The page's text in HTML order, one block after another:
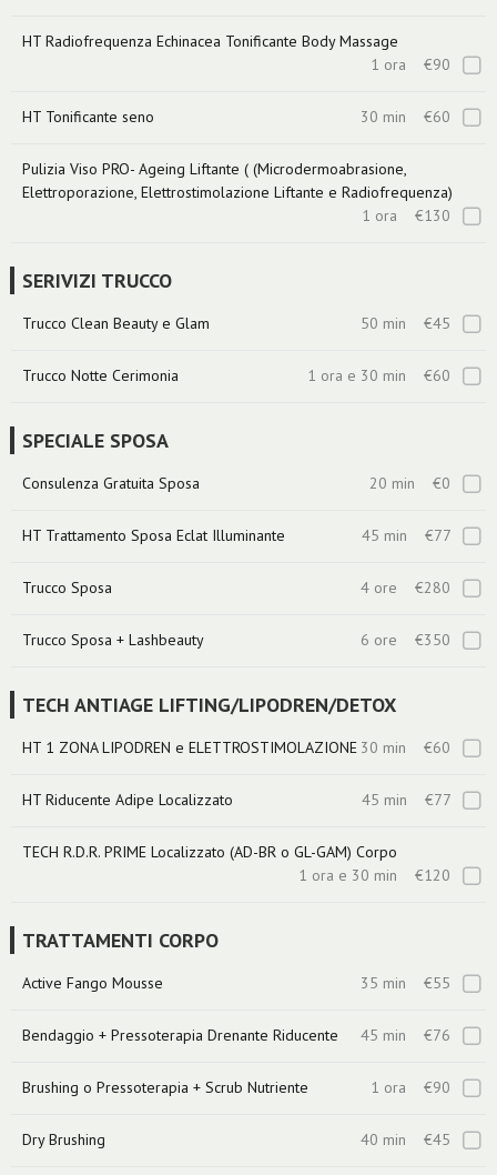
HT Radiofrequenza Echinacea Tonificante Body Massage
1 ora €90
HT Tonificante seno 30 min €60
Pulizia Viso PRO- Ageing Liftante ( (Microdermoabrasione,
Elettroporazione, Elettrostimolazione Liftante e Radiofrequenza)
1 ora €130
SERIVIZI TRUCCO
Trucco Clean Beauty e Glam 50 min €45
Trucco Notte Cerimonia 1 ora e 30 min €60
SPECIALE SPOSA
Consulenza Gratuita Sposa 20 min €0
HT Trattamento Sposa Eclat Illuminante 45 min €77
Trucco Sposa 4 ore €280
Trucco Sposa + Lashbeauty 6 ore €350
TECH ANTIAGE LIFTING/LIPODREN/DETOX
HT 1 ZONA LIPODREN e ELETTROSTIMOLAZIONE 30 min €60
HT Riducente Adipe Localizzato 45 min €77
TECH R.D.R. PRIME Localizzato (AD-BR o GL-GAM) Corpo
1 ora e 30 min €120
TRATTAMENTI CORPO
Active Fango Mousse 35 min €55
Bendaggio + Pressoterapia Drenante Riducente 45 min €76
Brushing o Pressoterapia + Scrub Nutriente 1 ora €90
Dry Brushing 40 min €45